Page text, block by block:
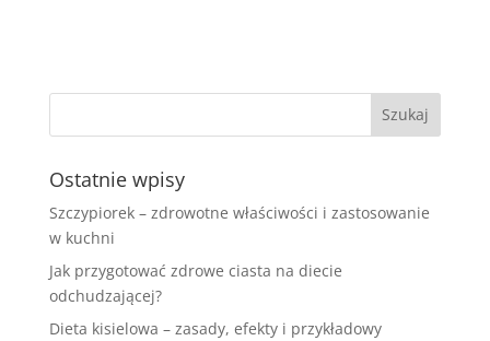
Ostatnie wpisy
Szczypiorek – zdrowotne właściwości i zastosowanie
w kuchni
Jak przygotować zdrowe ciasta na diecie
odchudzającej?
Dieta kisielowa – zasady, efekty i przykładowy